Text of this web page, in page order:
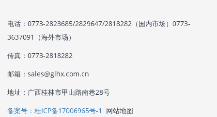
电话：0773-2823685/2829647/2818282（国内市场）0773-
3637091（海外市场）
传真：0773-2818282
邮箱：sales@glhx.com.cn
地址：广西桂林市甲山路南巷28号
备案号：桂ICP备17006965号-1
网站地图